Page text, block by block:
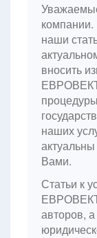
наши
вносить
наших
Вами.
Статьи к
авторов,